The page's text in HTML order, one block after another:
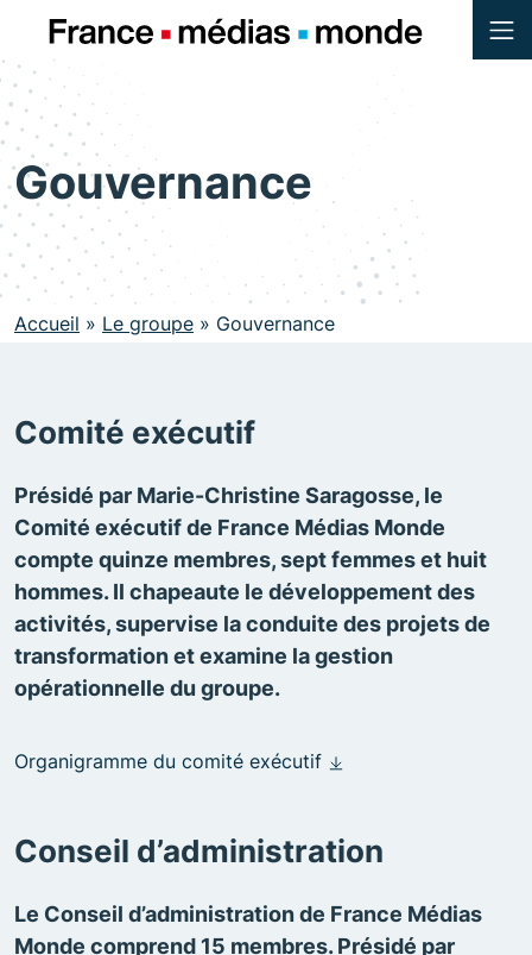
Menu
Contenu
Pied de page
Gouvernance
Accueil » Le groupe » Gouvernance
Comité exécutif
Présidé par Marie-Christine Saragosse, le
Comité exécutif de France Médias Monde
compte quinze membres, sept femmes et huit
hommes. Il chapeaute le développement des
activités, supervise la conduite des projets de
transformation et examine la gestion
opérationnelle du groupe.
Organigramme du comité exécutif
Conseil d’administration
Le Conseil d’administration de France Médias
Monde comprend 15 membres. Présidé par